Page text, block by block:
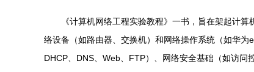
《计算机网络工程实验教程》一书，旨在架起计
络设备（如路由器、交换机）和网络操作系统（如华
DHCP、DNS、Web、FTP）、网络安全基础（如访问